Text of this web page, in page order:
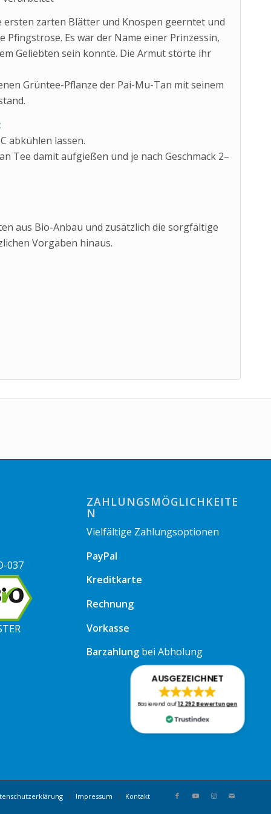
AUSGEZEICHNET
Basierend auf12.292 Bewertungen
ersten zarten Blätter und Knospen geerntet und
Es war der Name einer Prinzessin,
Geliebten sein konnte. Die Armut störte ihr
Grüntee-Pflanze der Pai-Mu-Tan mit seinem
abkühlen lassen.
Tee damit aufgießen und je nach Geschmack 2–
aus Bio-Anbau und zusätzlich die sorgfältige
Vorgaben hinaus.
037
ZAHLUNGSMÖGLICHKEITE
N
Vielfältige Zahlungsoptionen
PayPal
Kreditkarte
Rechnung
Vorkasse
Barzahlungbei Abholung
Impressum Kontakt